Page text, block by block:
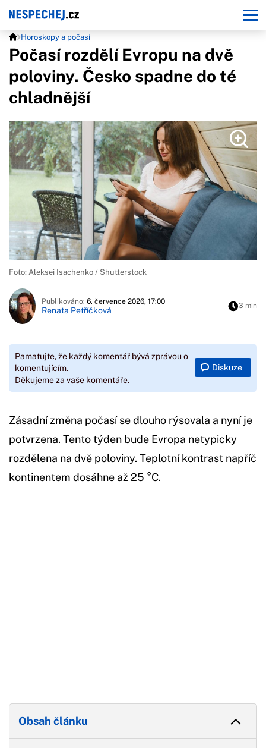
Horoskopy a počasí
Počasí rozdělí Evropu na dvě
poloviny. Česko spadne do té
chladnější
Foto: Aleksei Isachenko / Shutterstock
Publikováno: 6. července 2026, 17:00
Renata Petříčková 3 min
Pamatujte, že každý komentář bývá zprávou o
komentujícím.
Děkujeme za vaše komentáře.
Diskuze
Zásadní změna počasí se dlouho rýsovala a nyní je
potvrzena. Tento týden bude Evropa netypicky
rozdělena na dvě poloviny. Teplotní kontrast napříč
kontinentem dosáhne až 25 °C.
Obsah článku